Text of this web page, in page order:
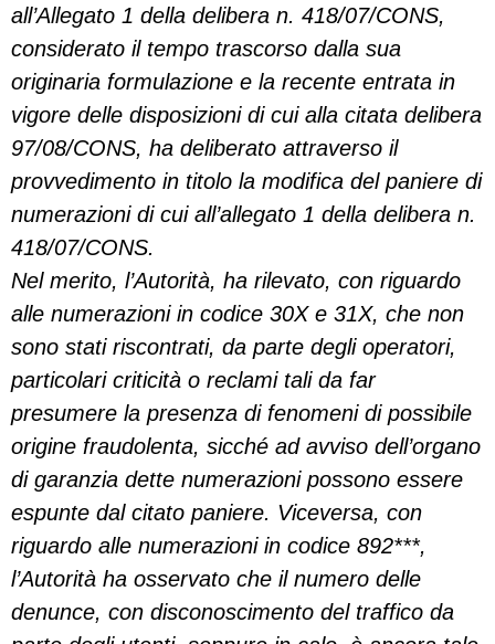
all’Allegato 1 della delibera n. 418/07/CONS,
considerato il tempo trascorso dalla sua
originaria formulazione e la recente entrata in
vigore delle disposizioni di cui alla citata delibera
97/08/CONS, ha deliberato attraverso il
provvedimento in titolo la modifica del paniere di
numerazioni di cui all’allegato 1 della delibera n.
418/07/CONS.
Nel merito, l’Autorità, ha rilevato, con riguardo
alle numerazioni in codice 30X e 31X, che non
sono stati riscontrati, da parte degli operatori,
particolari criticità o reclami tali da far
presumere la presenza di fenomeni di possibile
origine fraudolenta, sicché ad avviso dell’organo
di garanzia dette numerazioni possono essere
espunte dal citato paniere. Viceversa, con
riguardo alle numerazioni in codice 892***,
l’Autorità ha osservato che il numero delle
denunce, con disconoscimento del traffico da